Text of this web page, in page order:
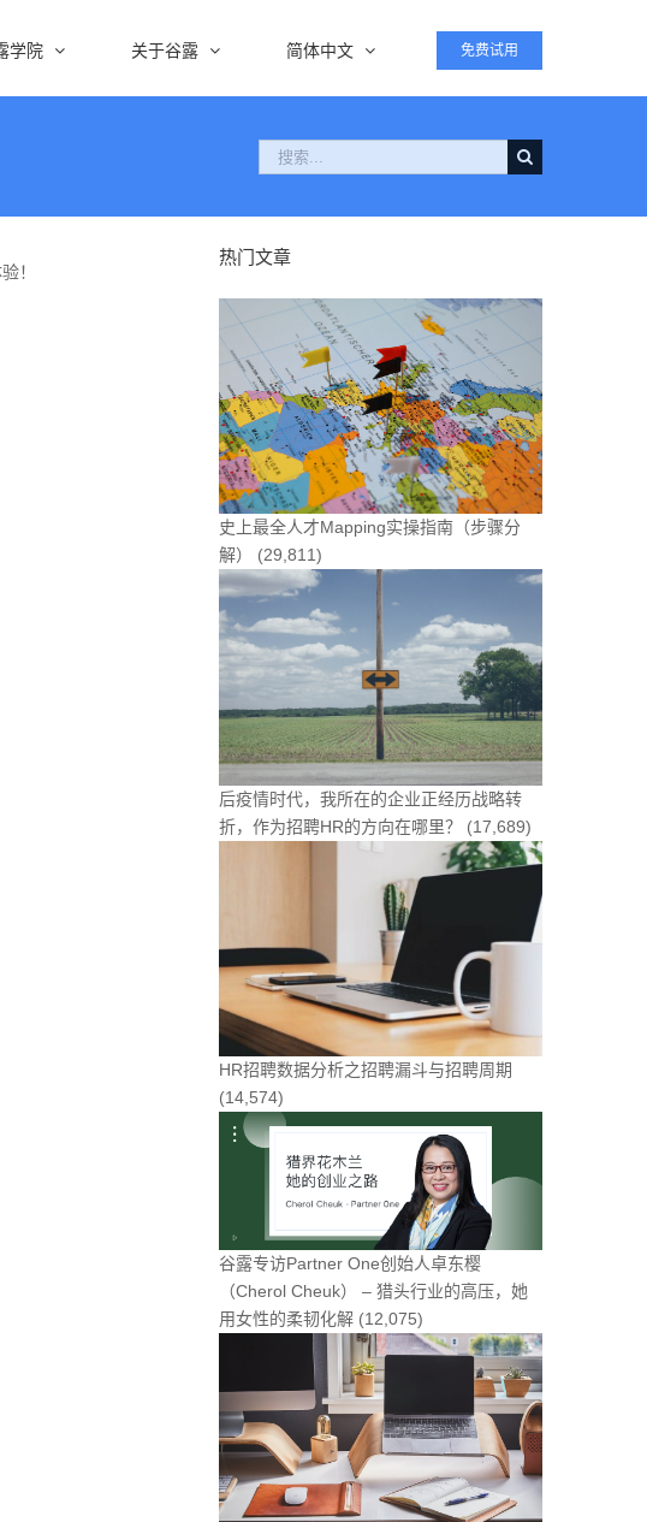
学院 关于谷露 简体中文 免费试用
索：
！
热门文章
史上最全人才Mapping实操指南（步骤分
解）
(29,811)
后疫情时代，我所在的企业正经历战略转
折，作为招聘HR的方向在哪里？
(17,689)
HR招聘数据分析之招聘漏斗与招聘周期
(14,574)
谷露专访Partner One创始人卓东樱
（Cherol Cheuk） – 猎头行业的高压，她
用女性的柔韧化解 (12,075)